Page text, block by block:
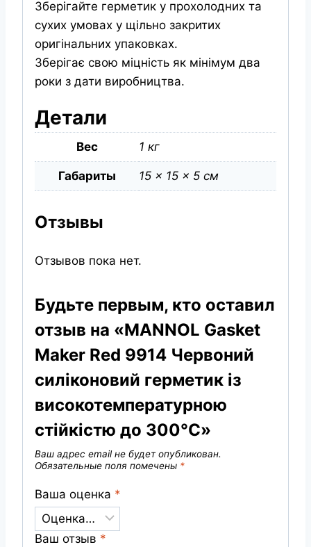
Зберігайте герметик у прохолодних та
сухих умовах у щільно закритих
оригінальних упаковках.
Зберігає свою міцність як мінімум два
роки з дати виробництва.
Детали
Вес 1 кг
Габариты 15 × 15 × 5 см
Отзывы
Отзывов пока нет.
Будьте первым, кто оставил
отзыв на «MANNOL Gasket
Maker Red 9914 Червоний
силіконовий герметик із
високотемпературною
стійкістю до 300°C»
Ваш адрес email не будет опубликован.
Обязательные поля помечены *
Ваша оценка *
Ваш отзыв *